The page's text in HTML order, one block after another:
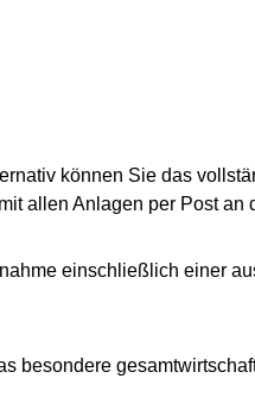
können Sie das
allen Anlagen per Post an
einschließlich einer
besondere